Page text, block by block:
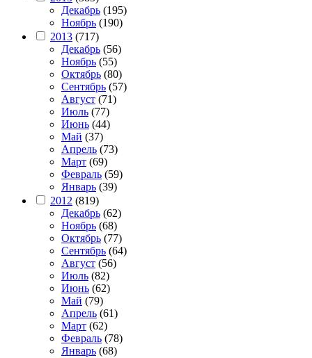
Декабрь (195)
Ноябрь (190)
2013 (717)
Декабрь (56)
Ноябрь (55)
Октябрь (80)
Сентябрь (57)
Август (71)
Июль (77)
Июнь (44)
Май (37)
Апрель (73)
Март (69)
Февраль (59)
Январь (39)
2012 (819)
Декабрь (62)
Ноябрь (68)
Октябрь (77)
Сентябрь (64)
Август (56)
Июль (82)
Июнь (62)
Май (79)
Апрель (61)
Март (62)
Февраль (78)
Январь (68)